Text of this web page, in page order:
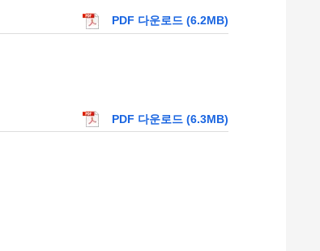
PDF 다운로드 (6.2MB)
PDF 다운로드 (6.3MB)